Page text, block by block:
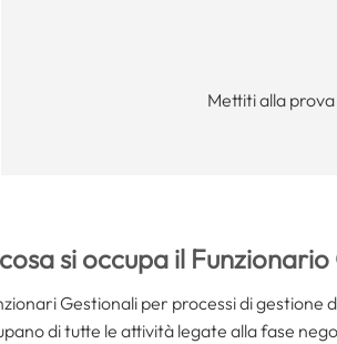
Mettiti alla
si occupa il
Gestionali per processi di gestione
di tutte le attività legate alla fase